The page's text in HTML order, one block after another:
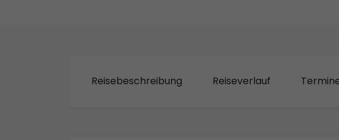
Reisebeschreibung Reiseverlauf